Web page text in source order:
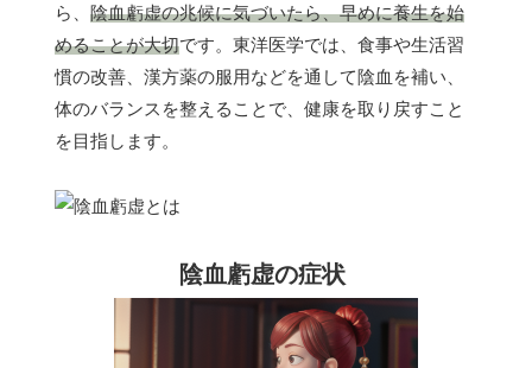
ら、 陰血虧虚の兆候に気づいたら、早めに養生を始
めることが大切です。東洋医学では、食事や生活習
慣の改善、漢方薬の服用などを通して陰血を補い、
体のバランスを整えることで、健康を取り戻すこと
を目指します。
陰血虧虚の症状